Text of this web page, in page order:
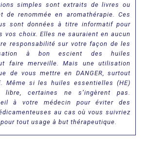
simples sont extraits de livres ou
de renommée en aromathérapie. Ces
sont données à titre informatif pour
vos choix. Elles ne sauraient en aucun
responsabilité sur votre façon de les
à bon escient des huiles
faire merveille. Mais une utilisation
de vous mettre en DANGER, surtout
Même si les huiles essentielles (HE)
certaines ne s’ingèrent pas.
à votre médecin pour éviter des
au cas où vous suivriez
tout usage à but thérapeutique.